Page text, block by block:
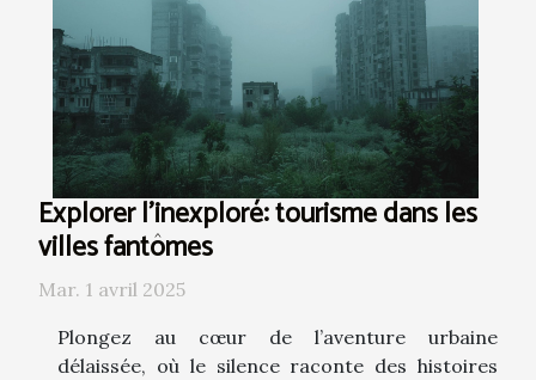
Explorer l'inexploré: tourisme dans les
villes fantômes
Mar. 1 avril 2025
Plongez au cœur de l’aventure urbaine
délaissée, où le silence raconte des histoires